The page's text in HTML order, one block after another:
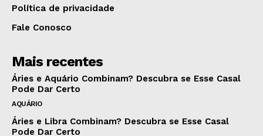
Política de privacidade
Fale Conosco
Mais recentes
Áries e Aquário Combinam? Descubra se Esse Casal
Pode Dar Certo
AQUÁRIO
Áries e Libra Combinam? Descubra se Esse Casal
Pode Dar Certo